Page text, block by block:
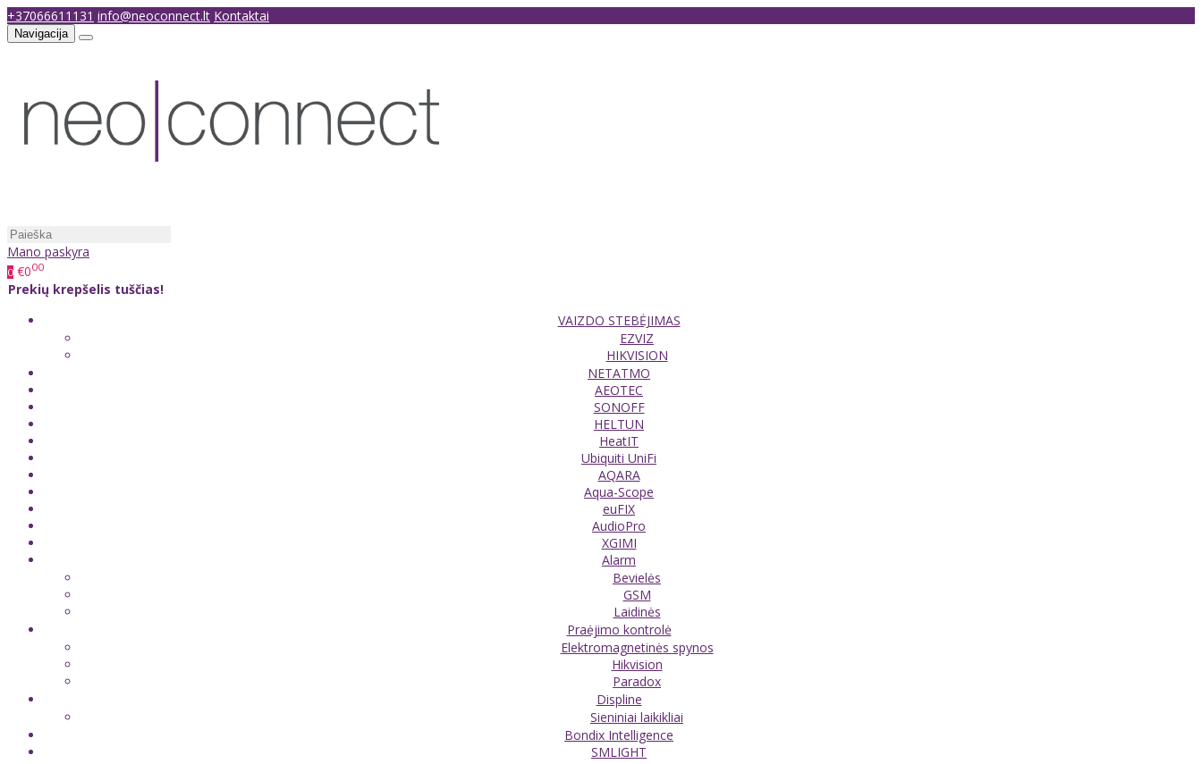
+37066611131 info@neoconnect.lt Kontaktai
Navigacija
Mano paskyra
0 €000
Prekių krepšelis tuščias!
VAIZDO STEBĖJIMAS
EZVIZ
HIKVISION
NETATMO
AEOTEC
SONOFF
HELTUN
HeatIT
Ubiquiti UniFi
AQARA
Aqua-Scope
euFIX
AudioPro
XGIMI
Alarm
Bevielės
GSM
Laidinės
Praėjimo kontrolė
Elektromagnetinės spynos
Hikvision
Paradox
Displine
Sieniniai laikikliai
Bondix Intelligence
SMLIGHT